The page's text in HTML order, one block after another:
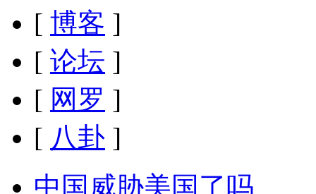
[ 博客 ]
[ 论坛 ]
[ 网罗 ]
[ 八卦 ]
中国威胁美国了吗